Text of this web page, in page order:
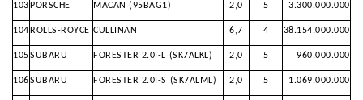
103 PORSCHE MACAN (95BAG1) 2,0 5 3.300.000.000
104 ROLLS-ROYCE CULLINAN 6,7 4 38.154.000.000
105SUBARU FORESTER 2.0I-L (SK7ALKL) 2,0 5 960.000.000
106SUBARU FORESTER 2.0I-S (SK7ALML) 2,0 5 1.069.000.000